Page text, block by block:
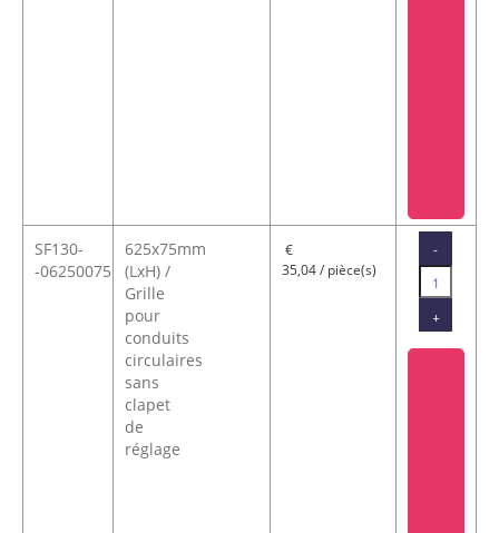
SF130-
-06250075
625x75mm
(LxH) /
Grille
pour
conduits
circulaires
sans
clapet
de
réglage
35,04 / pièce(s)